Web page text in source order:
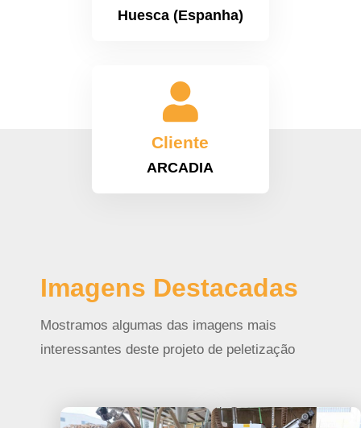
Huesca (Espanha)

Cliente
ARCADIA
Imagens Destacadas
Mostramos algumas das imagens mais
interessantes deste projeto de peletização